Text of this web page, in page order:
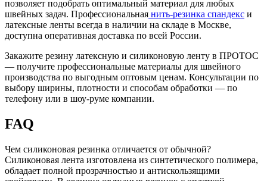
позволяет подобрать оптимальный материал для любых
швейных задач. Профессиональная нить-резинка спандекс и
латексные ленты всегда в наличии на складе в Москве,
доступна оперативная доставка по всей России.
Закажите резину латексную и силиконовую ленту в ПРОТОС
— получите профессиональные материалы для швейного
производства по выгодным оптовым ценам. Консультации по
выбору ширины, плотности и способам обработки — по
телефону или в шоу-руме компании.
FAQ
Чем силиконовая резинка отличается от обычной?
Силиконовая лента изготовлена из синтетического полимера,
обладает полной прозрачностью и антискользящими